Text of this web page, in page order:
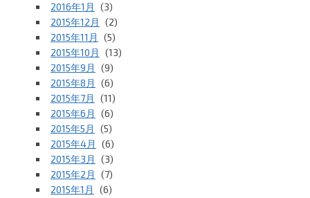
2016年1月
(3)
2015年12月
(2)
2015年11月
(5)
2015年10月
(13)
2015年9月
(9)
2015年8月
(6)
2015年7月
(11)
2015年6月
(6)
2015年5月
(5)
2015年4月
(6)
2015年3月
(3)
2015年2月
(7)
2015年1月
(6)